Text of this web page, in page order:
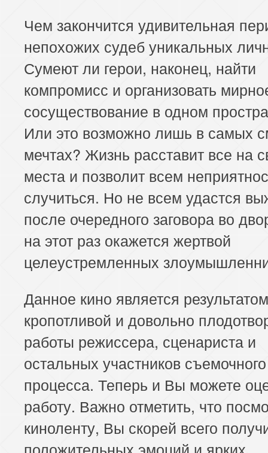
Чем закончится удивительная
непохожих судеб уникальных
Сумеют ли герои, наконец, найти
компромисс и организовать
сосуществование в одном
Или это возможно лишь в самых
мечтах? Жизнь расставит все на
места и позволит всем
случиться. Но не всем удастся
после очередного заговора во
на этот раз окажется жертвой
целеустремленных
Данное кино является результатом
кропотливой и довольно
работы режиссера, сценариста и
остальных участников съемочного
процесса. Теперь и Вы можете
работу. Важно отметить, что
киноленту, Вы скорей всего